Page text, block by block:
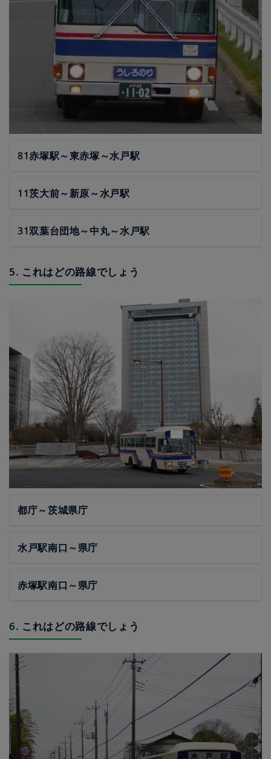
81赤塚駅～東赤塚～水戸駅
11茨大前～新原～水戸駅
31双葉台団地～中丸～水戸駅
5. これはどの路線でしょう
都庁～茨城県庁
水戸駅南口～県庁
赤塚駅南口～県庁
6. これはどの路線でしょう